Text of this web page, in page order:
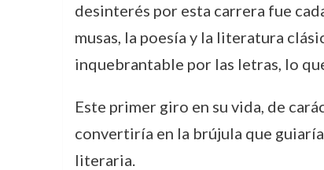
desinterés por esta carrera fue
musas, la poesía y la literatura
inquebrantable por las letras, lo
Este primer giro en su vida, de
convertiría en la brújula que
literaria.